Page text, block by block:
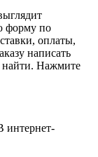
форму по
оплаты,
написать
найти. Нажмите
интернет-